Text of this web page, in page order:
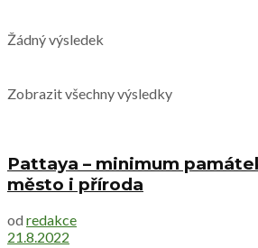
Žádný výsledek
Zobrazit všechny výsledky
Pattaya – minimum
město i příroda
od redakce
21.8.2022